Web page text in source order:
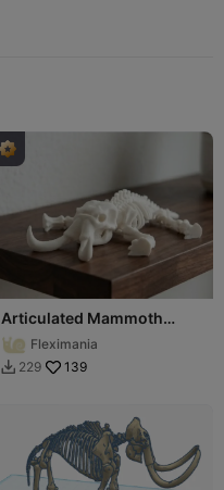
Articulated Mammoth
Skeleton Fossil Model
Fleximania
 229 139